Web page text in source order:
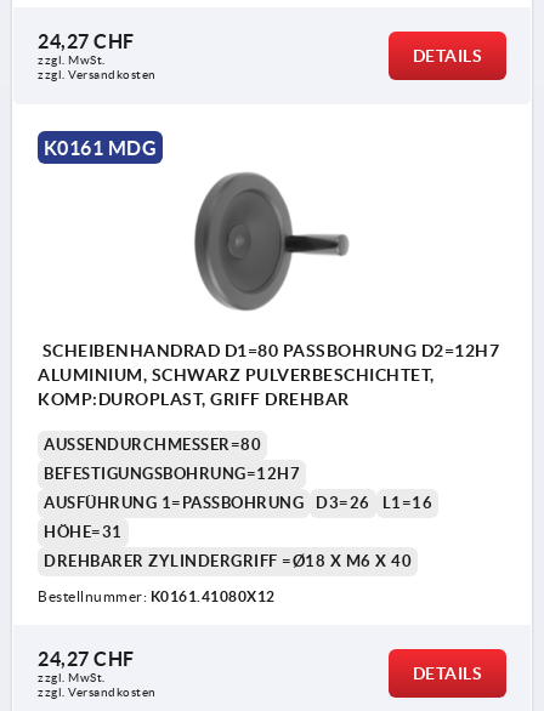
24,27 CHF
zzgl. MwSt.
zzgl. Versandkosten
DETAILS
K0161 MDG
SCHEIBENHANDRAD D1=80 PASSBOHRUNG D2=12H7
ALUMINIUM, SCHWARZ PULVERBESCHICHTET,
KOMP:DUROPLAST, GRIFF DREHBAR
AUSSENDURCHMESSER=80
BEFESTIGUNGSBOHRUNG=12H7
AUSFÜHRUNG 1=PASSBOHRUNG
D3=26
L1=16
HÖHE=31
DREHBARER ZYLINDERGRIFF =Ø18 X M6 X 40
Bestellnummer: K0161.41080X12
24,27 CHF
zzgl. MwSt.
zzgl. Versandkosten
DETAILS